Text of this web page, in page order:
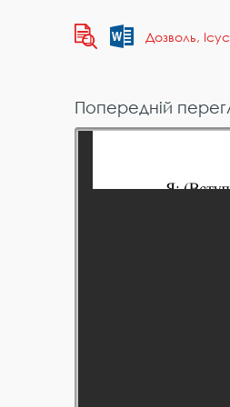
Дозволь,
Попередній